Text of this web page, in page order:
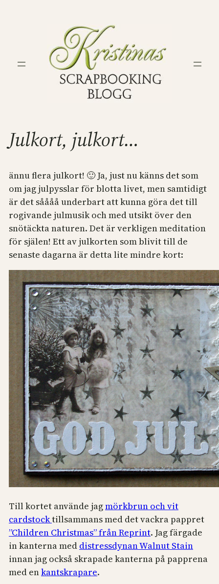
Julkort, julkort…
ännu flera julkort! 🙂 Ja, just nu känns det som
om jag julpysslar för blotta livet, men samtidigt
är det såååå underbart att kunna göra det till
rogivande julmusik och med utsikt över den
snötäckta naturen. Det är verkligen meditation
för själen! Ett av julkorten som blivit till de
senaste dagarna är detta lite mindre kort:
Till kortet använde jagmörkbrun och vit
cardstocktillsammans med det vackra pappret
”Children Christmas” från Reprint. Jag färgade
in kanterna med distressdynan Walnut Stain
innan jag också skrapade kanterna på papprena
med enkantskrapare.